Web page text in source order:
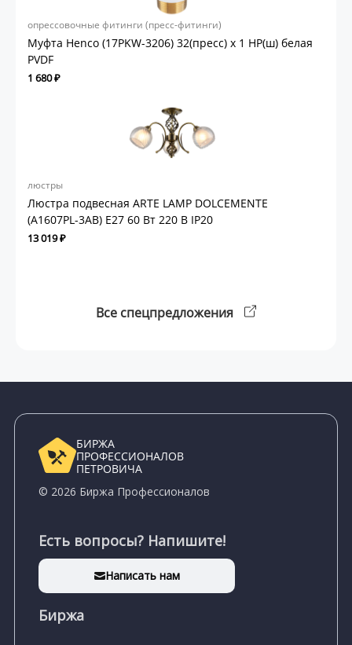
опрессовочные фитинги (пресс-фитинги)
Муфта Henco (17PKW-3206) 32(пресс) х 1 НР(ш) белая
PVDF
1 680 ₽
люстры
Люстра подвесная ARTE LAMP DOLCEMENTE
(A1607PL-3AB) E27 60 Вт 220 В IP20
13 019 ₽
Все спецпредложения
БИРЖА
ПРОФЕССИОНАЛОВ
ПЕТРОВИЧА
© 2026 Биржа Профессионалов
Есть вопросы? Напишите!
Написать нам
Биржа